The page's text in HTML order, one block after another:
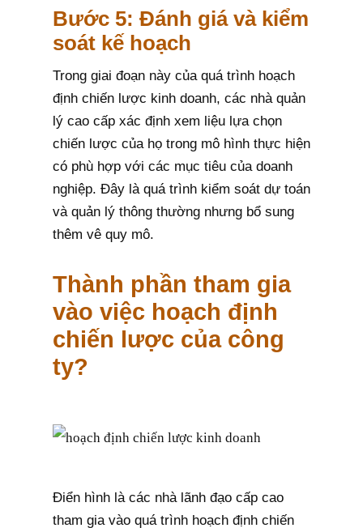
Bước 5: Đánh giá và kiểm
soát kế hoạch
Trong giai đoạn này của quá trình hoạch
định chiến lược kinh doanh, các nhà quản
lý cao cấp xác định xem liệu lựa chọn
chiến lược của họ trong mô hình thực hiện
có phù hợp với các mục tiêu của doanh
nghiệp. Đây là quá trình kiểm soát dự toán
và quản lý thông thường nhưng bổ sung
thêm vê quy mô.
Thành phần tham gia
vào việc hoạch định
chiến lược của công
ty?
Điển hình là các nhà lãnh đạo cấp cao
tham gia vào quá trình hoạch định chiến